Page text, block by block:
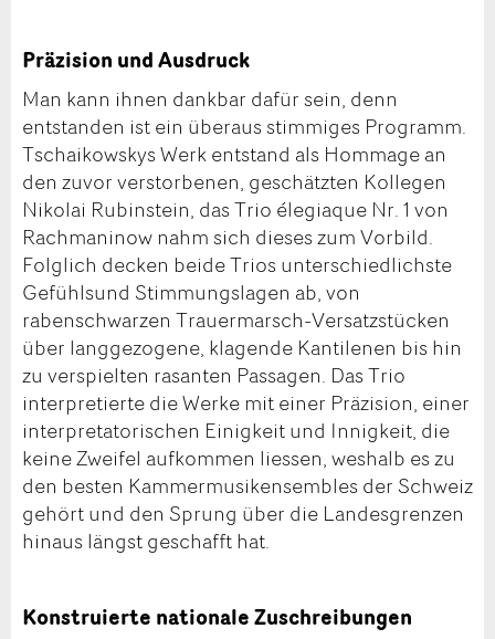
Präzision und Ausdruck
Man kann ihnen dankbar dafür sein, denn
entstanden ist ein überaus stimmiges Programm.
Tschaikowskys Werk entstand als Hommage an
den zuvor verstorbenen, geschätzten Kollegen
Nikolai Rubinstein, das Trio élegiaque Nr. 1 von
Rachmaninow nahm sich dieses zum Vorbild.
Folglich decken beide Trios unterschiedlichste
Gefühlsund Stimmungslagen ab, von
rabenschwarzen Trauermarsch-Versatzstücken
über langgezogene, klagende Kantilenen bis hin
zu verspielten rasanten Passagen. Das Trio
interpretierte die Werke mit einer Präzision, einer
interpretatorischen Einigkeit und Innigkeit, die
keine Zweifel aufkommen liessen, weshalb es zu
den besten Kammermusikensembles der Schweiz
gehört und den Sprung über die Landesgrenzen
hinaus längst geschafft hat.
Konstruierte nationale Zuschreibungen